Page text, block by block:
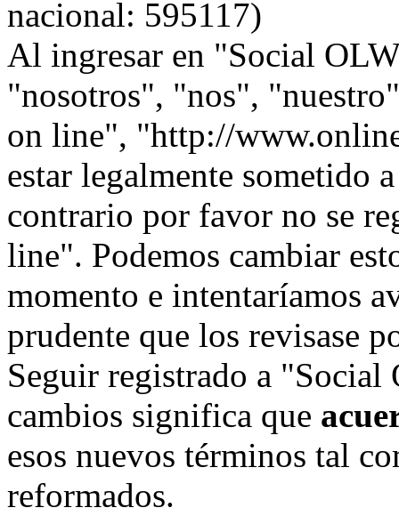
nacional: 595117)
Al ingresar en "Social
"nosotros", "nos",
on line", "http://
estar legalmente sometido
contrario por favor no se
line". Podemos cambiar
momento e intentaríamos
prudente que los revisase
Seguir registrado a "Social
cambios significa que
esos nuevos términos tal
reformados.